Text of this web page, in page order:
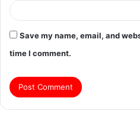
Save my name, email, and
time I comment.